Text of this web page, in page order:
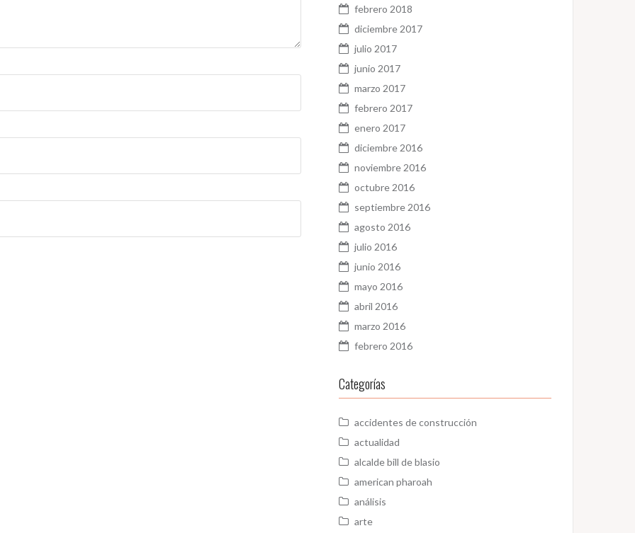
febrero 2018
diciembre 2017
julio 2017
junio 2017
marzo 2017
febrero 2017
enero 2017
diciembre 2016
noviembre 2016
octubre 2016
septiembre 2016
agosto 2016
julio 2016
junio 2016
mayo 2016
abril 2016
marzo 2016
febrero 2016
Categorías
accidentes de construcción
actualidad
alcalde bill de blasio
american pharoah
análisis
arte